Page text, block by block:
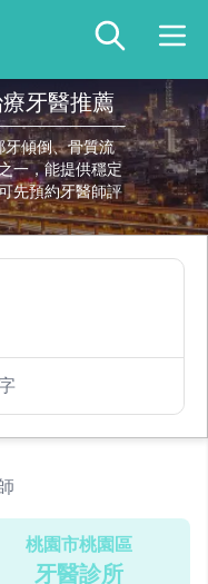
牙醫推薦
牙傾倒、骨質流
一，能提供穩定
先預約牙醫師評
桃園市桃園區
牙醫診所